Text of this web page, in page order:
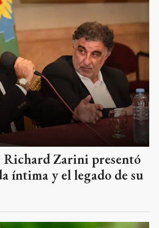
Richard Zarini presentó
íntima y el legado de su